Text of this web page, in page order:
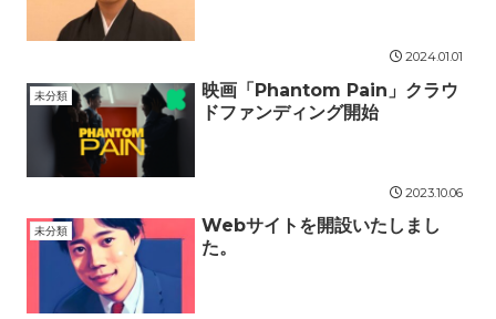
2024.01.01
未分類
映画「Phantom Pain」クラウ
ドファンディング開始
2023.10.06
未分類
Webサイトを開設いたしまし
た。